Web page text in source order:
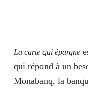
La carte qui épargne
qui répond à un
Monabanq, la